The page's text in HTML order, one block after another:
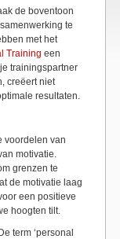
de boventoon
te
met het
Training een
trainingspartner
creëert niet
resultaten.
voordelen van
motivatie.
grenzen te
de motivatie laag
een positieve
hoogten tilt.
De term ‘personal